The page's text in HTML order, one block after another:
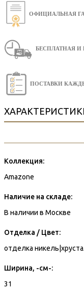
ОФИЦИАЛЬНАЯ
БЕСПЛАТНАЯ И
ПОСТАВКИ
Коллекция:
Amazone
Наличие на складе:
В наличии в Москве
Отделка / Цвет:
отделка
Ширина, -см-:
31